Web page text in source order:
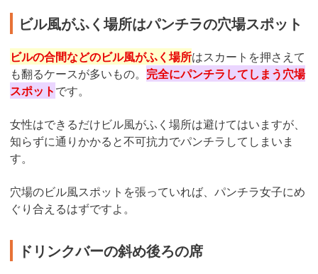
ビル風がふく場所はパンチラの穴場スポット
ビルの合間などのビル風がふく場所はスカートを押さえて
も翻るケースが多いもの。 完全にパンチラしてしまう穴場
スポットです。
女性はできるだけビル風がふく場所は避けてはいますが、
知らずに通りかかると不可抗力でパンチラしてしまいま
す。
穴場のビル風スポットを張っていれば、パンチラ女子にめ
ぐり合えるはずですよ。
ドリンクバーの斜め後ろの席